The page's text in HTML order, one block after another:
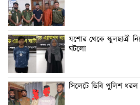
যশোর থেকে স্কুলছাত্রী
ঘটলো
সিলেটে ডিবি পুলিশ